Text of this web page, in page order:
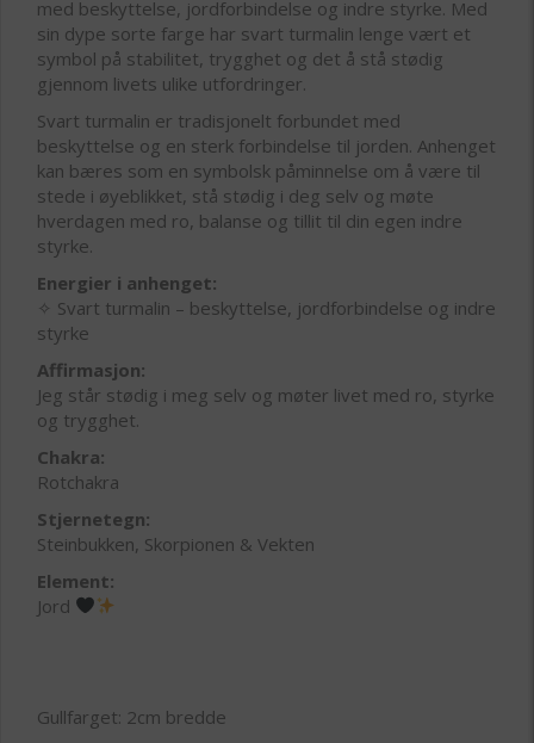
med beskyttelse, jordforbindelse og indre styrke. Med
sin dype sorte farge har svart turmalin lenge vært et
symbol på stabilitet, trygghet og det å stå stødig
gjennom livets ulike utfordringer.
Svart turmalin er tradisjonelt forbundet med
beskyttelse og en sterk forbindelse til jorden. Anhenget
kan bæres som en symbolsk påminnelse om å være til
stede i øyeblikket, stå stødig i deg selv og møte
hverdagen med ro, balanse og tillit til din egen indre
styrke.
Energier i anhenget:
✧ Svart turmalin – beskyttelse, jordforbindelse og indre
styrke
Affirmasjon:
Jeg står stødig i meg selv og møter livet med ro, styrke
og trygghet.
Chakra:
Rotchakra
Stjernetegn:
Steinbukken, Skorpionen & Vekten
Element:
Jord
Gullfarget: 2cm bredde